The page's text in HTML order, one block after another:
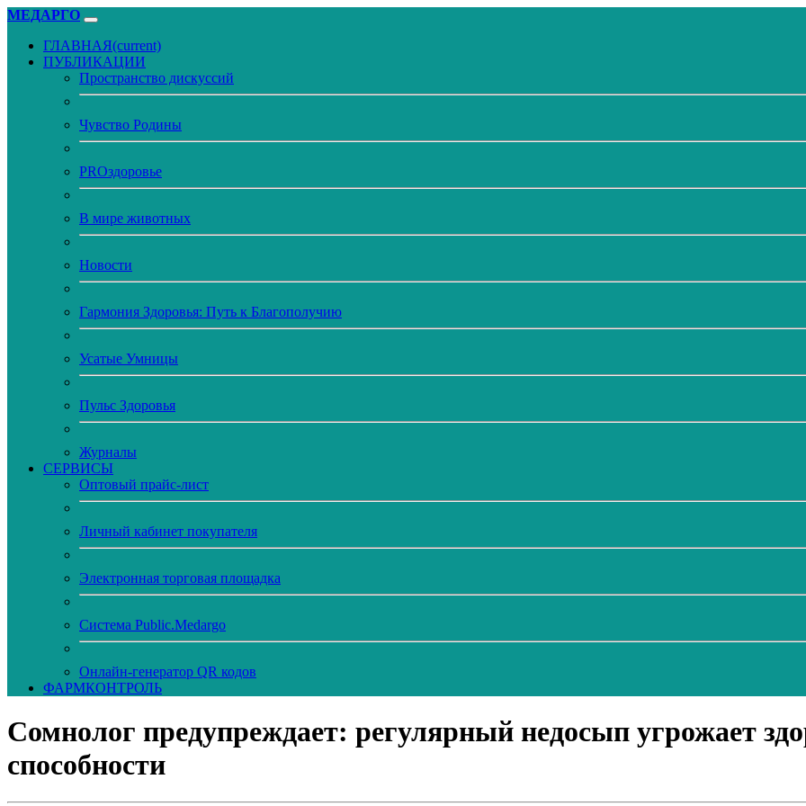
МЕДАРГО
ГЛАВНАЯ(current)
ПУБЛИКАЦИИ
Пространство дискуссий
Чувство Родины
PROздоровье
В мире животных
Новости
Гармония Здоровья: Путь к Благополучию
Усатые Умницы
Пульс Здоровья
Журналы
CЕРВИСЫ
Оптовый прайс-лист
Личный кабинет покупателя
Электронная торговая площадка
Система Public.Medargo
Онлайн-генератор QR кодов
ФАРМКОНТРОЛЬ
Сомнолог предупреждает: регулярный недосып угрожает
способности